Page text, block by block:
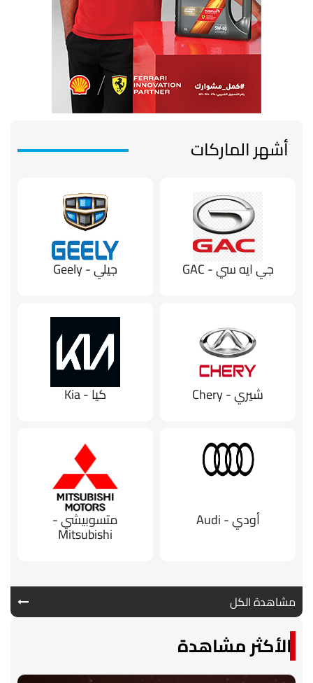
أشهر الماركات
جي ايه سي - GAC جيلي - Geely
شيري - Chery كيا - Kia
أودي - Audi متسوبيشي -
Mitsubishi
مشاهدة الكل
الأكثر مشاهدة